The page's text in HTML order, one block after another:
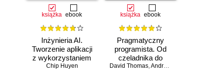
książka ebook
Inżynieria AI.
Tworzenie aplikacji
z wykorzystaniem
modeli bazowych
Chip Huyen
książka ebook
Pragmatyczny
programista. Od
czeladnika do
mistrza. Wydanie II
David Thomas,Andrew Hunt